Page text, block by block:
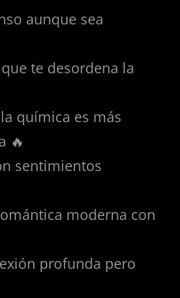
aunque sea
te desordena la
química es más
🔥
sentimientos
moderna con
profunda pero